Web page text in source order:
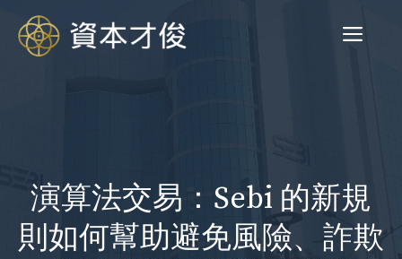
菜
演算法交易：Sebi 的新規
則如何幫助避免風險、詐欺